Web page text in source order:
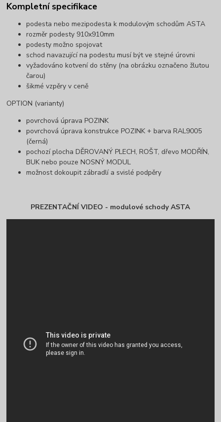
Kompletní specifikace
podesta nebo mezipodesta k modulovým schodům ASTA
rozměr podesty 910x910mm
podesty možno spojovat
schod navazující na podestu musí být ve stejné úrovni
vyžadováno kotvení do stěny (na obrázku označeno žlutou
čarou)
šikmé vzpěry v ceně
OPTION (varianty)
povrchová úprava POZINK
povrchová úprava konstrukce POZINK + barva RAL9005
(černá)
pochozí plocha DĚROVANÝ PLECH, ROŠT, dřevo MODŘÍN,
BUK nebo pouze NOSNÝ MODUL
možnost dokoupit zábradlí a svislé podpěry
PREZENTAČNÍ VIDEO - modulové schody ASTA